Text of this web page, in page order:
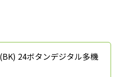
24ボタンデジタル多機